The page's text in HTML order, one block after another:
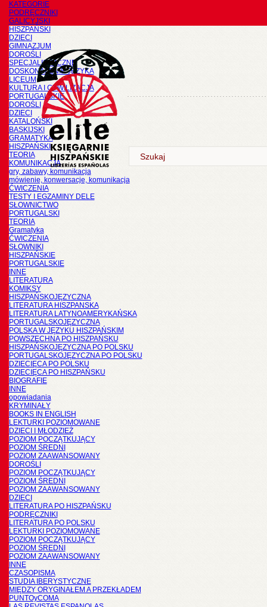
KATEGORIE
PODRĘCZNIKI
GALICYJSKI
HISZPAŃSKI
DZIECI
GIMNAZJUM
DOROŚLI
SPECJALISTYCZNE
DOSKONALENIE JĘZYKA
LICEUM
KULTURA I CYWILIZACJA
PORTUGALSKIE
DOROŚLI
DZIECI
KATALOŃSKI
BASKIJSKI
GRAMATYKA
HISZPAŃSKI
TEORIA
KOMUNIKACJA
gry, zabawy, komunikacja
mówienie, konwersacje, komunikacja
ĆWICZENIA
TESTY I EGZAMINY DELE
SŁOWNICTWO
PORTUGALSKI
TEORIA
Gramatyka
ĆWICZENIA
SŁOWNIKI
HISZPAŃSKIE
PORTUGALSKIE
INNE
LITERATURA
KOMIKSY
HISZPAŃSKOJĘZYCZNA
LITERATURA HISZPANSKA
LITERATURA LATYNOAMERYKAŃSKA
PORTUGALSKOJĘZYCZNA
POLSKA W JĘZYKU HISZPAŃSKIM
POWSZECHNA PO HISZPAŃSKU
HISZPAŃSKOJĘZYCZNA PO POLSKU
PORTUGALSKOJĘZYCZNA PO POLSKU
DZIECIĘCA PO POLSKU
DZIECIĘCA PO HISZPAŃSKU
BIOGRAFIE
INNE
opowiadania
KRYMINAŁY
BOOKS IN ENGLISH
LEKTURKI POZIOMOWANE
DZIECI I MŁODZIEŻ
POZIOM POCZĄTKUJĄCY
POZIOM ŚREDNI
POZIOM ZAAWANSOWANY
DOROŚLI
POZIOM POCZĄTKUJĄCY
POZIOM ŚREDNI
POZIOM ZAAWANSOWANY
DZIECI
LITERATURA PO HISZPAŃSKU
PODRĘCZNIKI
LITERATURA PO POLSKU
LEKTURKI POZIOMOWANE
POZIOM POCZĄTKUJĄCY
POZIOM ŚREDNI
POZIOM ZAAWANSOWANY
INNE
CZASOPISMA
STUDIA IBERYSTYCZNE
MIĘDZY ORYGINAŁEM A PRZEKŁADEM
PUNTOyCOMA